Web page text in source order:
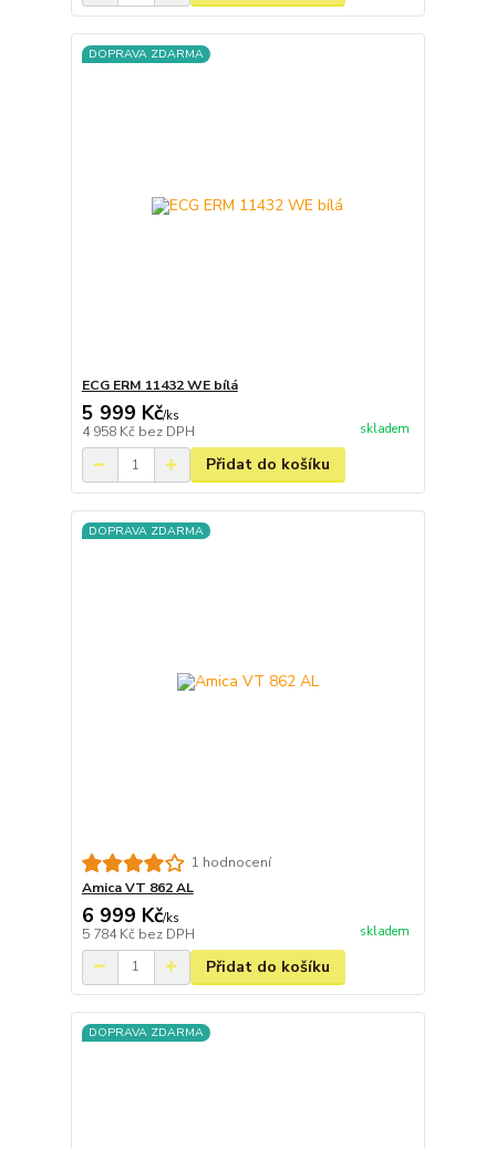
DOPRAVA ZDARMA
ECG ERM 11432 WE bílá
5 999 Kč/ks
4 958 Kč bez DPH skladem
Přidat do košíku
DOPRAVA ZDARMA
1 hodnocení
Amica VT 862 AL
6 999 Kč/ks
5 784 Kč bez DPH skladem
Přidat do košíku
DOPRAVA ZDARMA